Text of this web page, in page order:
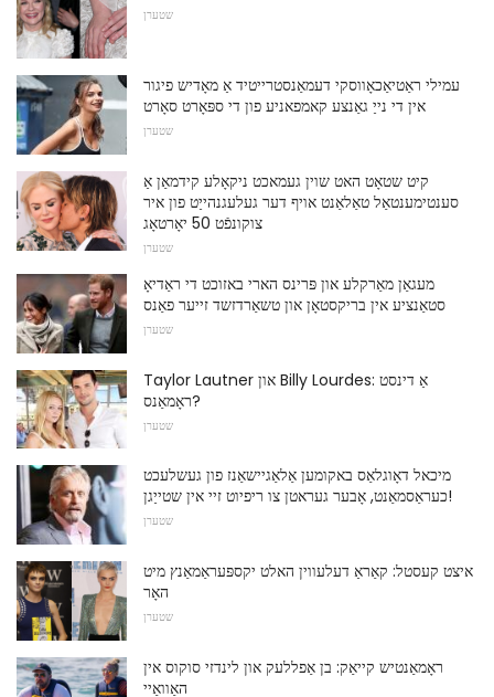
שטערן
עמילי ראַטיאַכאָווסקי דעמאַנסטרייטיד אַ מאָדיש פיגור
אין די נייַ גאַנצע קאמפאניע פון ​​די ספּאָרט סאָרט
שטערן
קיט שטאָט האט שוין געמאכט ניקאָלע קידמאַן אַ
סענטימענטאַל טאַלאַנט אויף דער געלעגנהייַט פון איר
צוקונפֿט 50 יאָרטאָג
שטערן
מעגאַן מאַרקלע און פּרינס הארי באזוכט די ראַדיאָ
סטאַנציע אין בריקסטאָן און טשאַרדזשד זייער פאַנס
שטערן
Taylor Lautner און Billy Lourdes: אַ דינסט
ראָמאַנס?
שטערן
מיכאל דאָוגלאַס באקומען אַלאַגיישאַנז פון געשלעכט
כעראַסמאַנט, אָבער געראטן צו ריפיוט זיי אין שטייַגן!
שטערן
איצט קעסטל: קאַראַ דעלעווין האלט יקספּעראַמאַנץ מיט
האָר
שטערן
ראָמאַנטיש קייאַק: בן אַפללעק און לינדזי סוקוס אין
האַוואַיי